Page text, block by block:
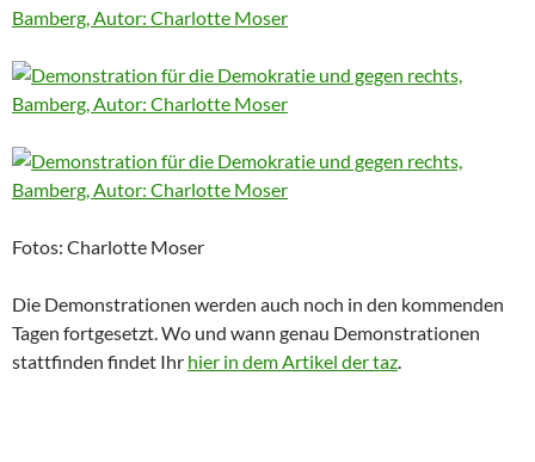
Fotos: Charlotte Moser
Die Demonstrationen werden auch noch in den kommenden
Tagen fortgesetzt. Wo und wann genau Demonstrationen
stattfinden findet Ihr hier in dem Artikel der taz.